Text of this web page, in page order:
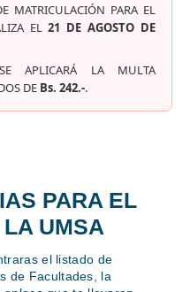
MATRICULACIÓN PARA EL
EL21 DE AGOSTO DE
APLICARÁ LA MULTA
DE Bs. 242.-.
PARA EL
UMSA
el listado de
de Facultades, la